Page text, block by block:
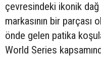
çevresindeki ikonik
markasının bir parçası
önde gelen patika
World Series